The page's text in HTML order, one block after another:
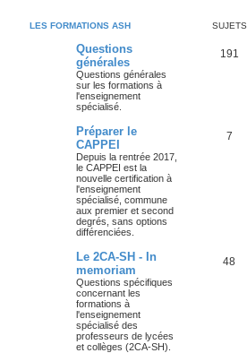
LES FORMATIONS ASH SUJETS
Questions
générales
Questions générales
sur les formations à
l'enseignement
spécialisé.
191
Préparer le
CAPPEI
Depuis la rentrée 2017,
le CAPPEI est la
nouvelle certification à
l'enseignement
spécialisé, commune
aux premier et second
degrés, sans options
différenciées.
7
Le 2CA-SH - In
memoriam
Questions spécifiques
concernant les
formations à
l'enseignement
spécialisé des
professeurs de lycées
et collèges (2CA-SH).
48